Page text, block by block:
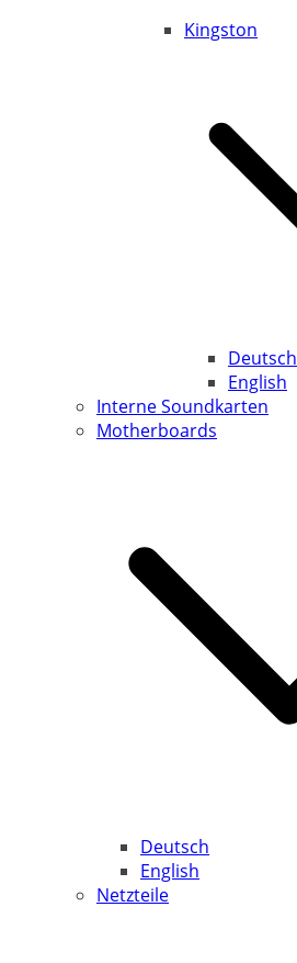
Kingston
Deutsch
English
Interne Soundkarten
Motherboards
Deutsch
English
Netzteile